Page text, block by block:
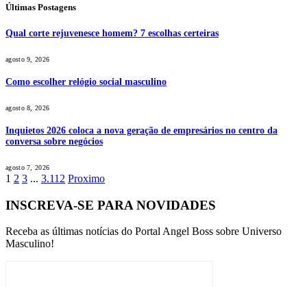
Últimas Postagens
Qual corte rejuvenesce homem? 7 escolhas certeiras
agosto 9, 2026
Como escolher relógio social masculino
agosto 8, 2026
Inquietos 2026 coloca a nova geração de empresários no centro da
conversa sobre negócios
agosto 7, 2026
1 2 3 ... 3.112 Proximo
INSCREVA-SE PARA NOVIDADES
Receba as últimas notícias do Portal Angel Boss sobre Universo
Masculino!